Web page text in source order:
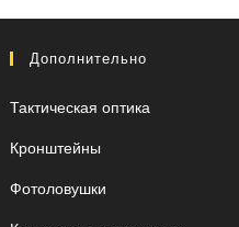
Дополнительно
Тактическая оптика
Кронштейны
Фотоловушки